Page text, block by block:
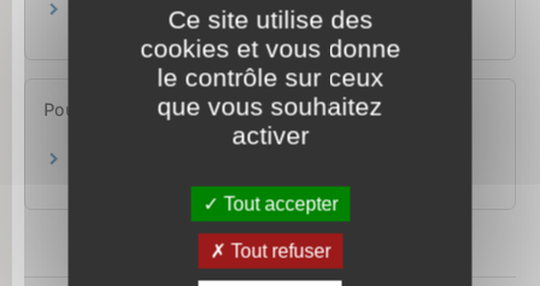
Prélèvement bancaire
Argent – Impôts – Consommation
Pour en savoir plus
Banque de France
Ce site utilise des
cookies et vous donne
le contrôle sur ceux
que vous souhaitez
activer
Tout accepter
Tout refuser